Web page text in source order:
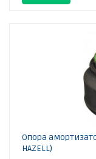
Опора
HAZELL)